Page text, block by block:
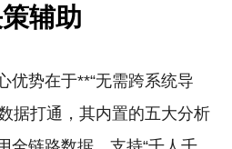
辅助
优势在于**“无需跨系统导
据打通，其内置的五大分析